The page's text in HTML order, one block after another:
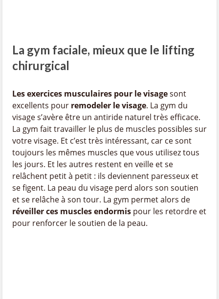
La gym faciale, mieux que le lifting
chirurgical
Les exercices musculaires pour le visagesont
excellents pour remodeler le visage. La gym du
visage s’avère être un antiride naturel très efficace.
La gym fait travailler le plus de muscles possibles sur
votre visage. Et c’est très intéressant, car ce sont
toujours les mêmes muscles que vous utilisez tous
les jours. Et les autres restent en veille et se
relâchent petit à petit : ils deviennent paresseux et
se figent. La peau du visage perd alors son soutien
et se relâche à son tour. La gym permet alors de
réveiller ces muscles endormis pour les retordre et
pour renforcer le soutien de la peau.